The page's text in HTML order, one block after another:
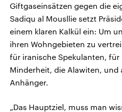
Giftgaseinsätzen gegen die
Sadiqu al Mousllie setzt
einem klaren Kalkül ein: Um
ihren Wohngebieten zu
für iranische Spekulanten, für
Minderheit, die Alawiten, und
Anhänger.
„Das Hauptziel, muss man